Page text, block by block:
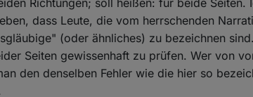
Richtungen; soll heißen: für beide Seiten.
dass Leute, die vom herrschenden
(oder ähnliches) zu bezeichnen
Seiten gewissenhaft zu prüfen. Wer von
den denselben Fehler wie die hier so